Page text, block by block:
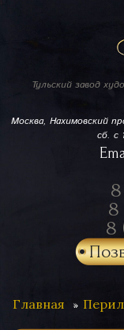
Тульский завод
Москва, Нахимовский
сб. с
8
8
Главная